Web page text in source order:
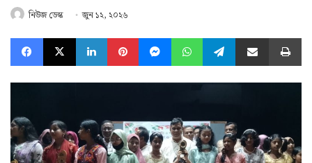
নিউজ ডেস্ক জুন ১২, ২০২৬
Facebook
X LinkedInPinterestMessengerWhatsAppTelegramShare via Email